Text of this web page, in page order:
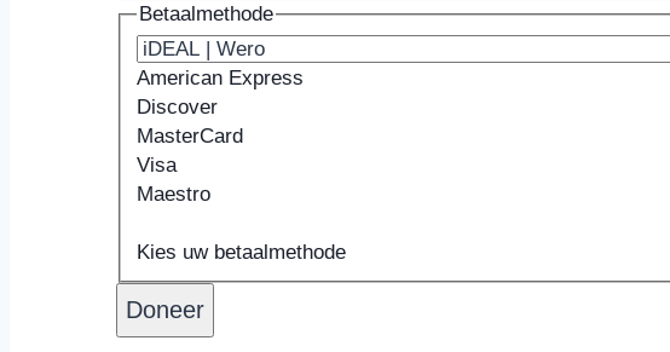
Betaalmethode
American Express
Discover
MasterCard
Visa
Maestro
creditcards:
American
Express,
Discover,
Kaarthouder
Kies uw betaalmethode